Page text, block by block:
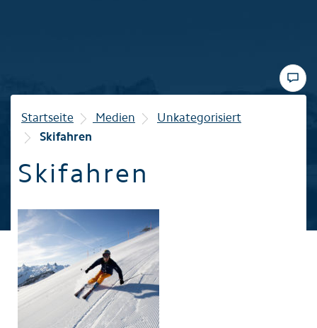
Winter
Familie
Startseite Medien
Unkategorisiert
Skifahren
Skifahren